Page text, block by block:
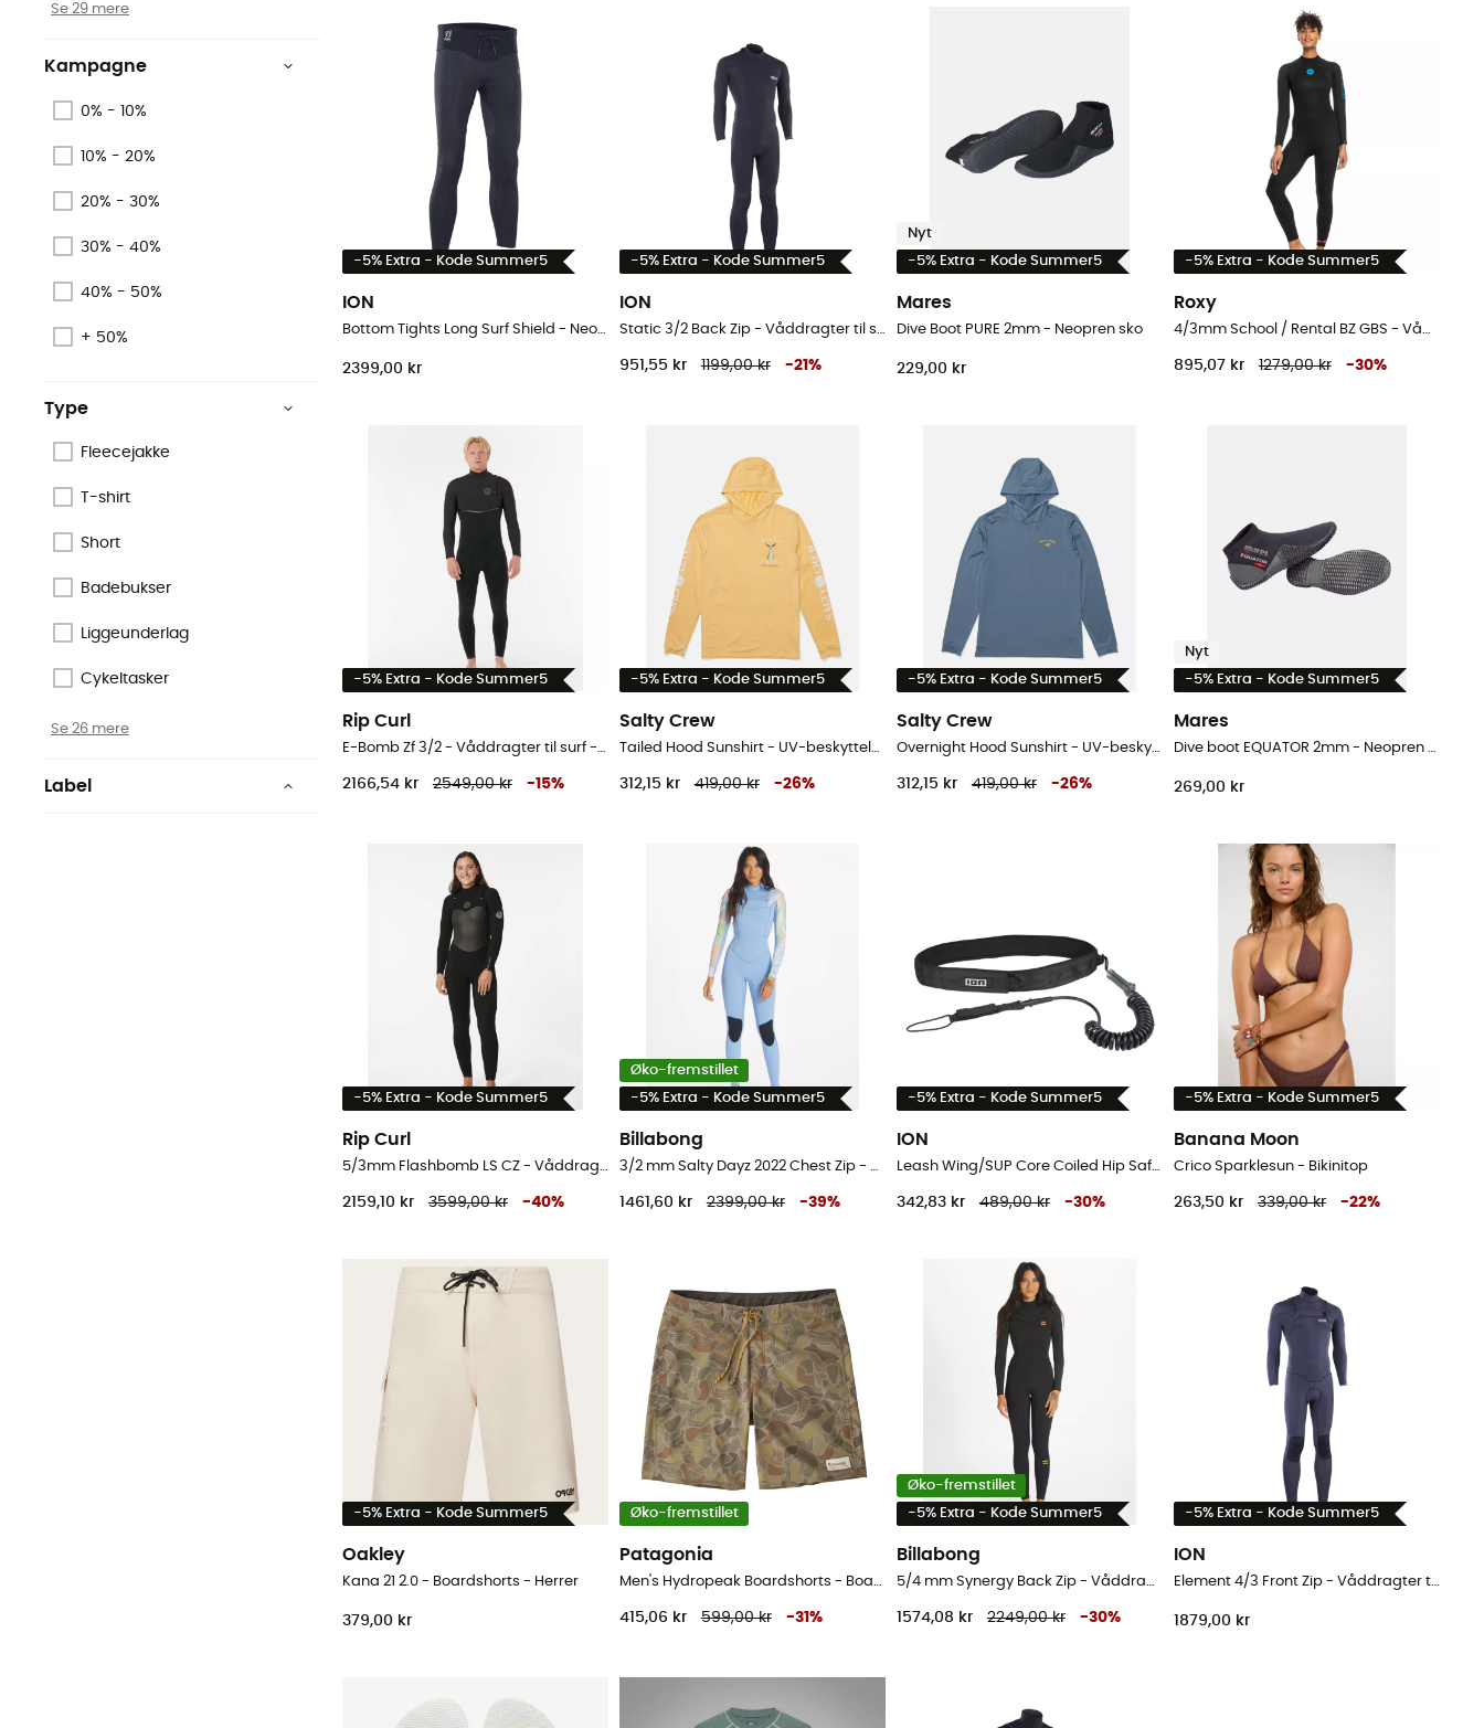
Se 29 mere
Kampagne
0% - 10%
10% - 20%
20% - 30%
30% - 40%
40% - 50%
+ 50%
Type
Fleecejakke
T-shirt
Short
Badebukser
Liggeunderlag
Cykeltasker
Se 26 mere
Label
-5% Extra - Kode Summer5
ION
Bottom Tights Long Surf Shield - Neopren bukser
2399,00 kr
-5% Extra - Kode Summer5
ION
Static 3/2 Back Zip - Våddragter til surf - Herrer
951,55 kr 1199,00 kr -21 %
Nyt
-5% Extra - Kode Summer5
Mares
Dive Boot PURE 2mm - Neopren sko
229,00 kr
-5% Extra - Kode Summer5
Roxy
4/3mm School / Rental BZ GBS - Våddragter til surf - Damer
895,07 kr 1279,00 kr -30%
-5% Extra - Kode Summer5
Rip Curl
E-Bomb Zf 3/2 - Våddragter til surf - Herrer
2166,54 kr 2549,00 kr -15%
-5% Extra - Kode Summer5
Salty Crew
Tailed Hood Sunshirt - UV-beskyttelse T-shirts - Herrer
312,15 kr 419,00 kr -26%
-5% Extra - Kode Summer5
Salty Crew
Overnight Hood Sunshirt - UV-beskyttelse T-shirts - Herrer
312,15 kr 419,00 kr -26%
Nyt
-5% Extra - Kode Summer5
Mares
Dive boot EQUATOR 2mm - Neopren sko
269,00 kr
-5% Extra - Kode Summer5
Rip Curl
5/3mm Flashbomb LS CZ - Våddragter til surf - Damer
2159,10 kr 3599,00 kr -40%
Øko-fremstillet
-5% Extra - Kode Summer5
Billabong
3/2 mm Salty Dayz 2022 Chest Zip - Våddragter til surf - Damer
1461,60 kr 2399,00 kr -39%
-5% Extra - Kode Summer5
ION
Leash Wing/SUP Core Coiled Hip Safety - Leash
342,83 kr 489,00 kr -30%
-5% Extra - Kode Summer5
Banana Moon
Crico Sparklesun - Bikinitop
263,50 kr 339,00 kr -22%
-5% Extra - Kode Summer5
Oakley
Kana 21 2.0 - Boardshorts - Herrer
379,00 kr
Øko-fremstillet
Patagonia
Men's Hydropeak Boardshorts - Boardshorts - Herrer
415,06 kr 599,00 kr -31 %
Øko-fremstillet
-5% Extra - Kode Summer5
Billabong
5/4 mm Synergy Back Zip - Våddragter til surf - Damer
1574,08 kr 2249,00 kr -30%
-5% Extra - Kode Summer5
ION
Element 4/3 Front Zip - Våddragter til surf - Herrer
1879,00 kr